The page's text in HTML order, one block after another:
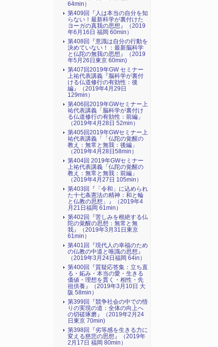
64min）
第409回『人は本当の自分を知
らない！最新科学が裏付けた
ヨーガの真我の思想』（2019
年6月16日 福岡 60min）
第408回『意識は自分の行動を
決めていない！：最新脳科学
と仏陀の無我の思想』（2019
年5月26日東京 60min)
第407回2019年GW セミナー
上祐代表講義『脳科学が裏付
ける仏道修行の有効性：後
編』（2019年4月29日
129min）
第406回2019年GWセミナー上
祐代表講義「脳科学が裏付け
る仏道修行の有効性：前編」
（2019年4月28日 52min）
第405回2019年GWセミナー上
祐代表講義「「仏陀の覚醒の
教え：無常と無我：後編」
（2019年4月28日58min）
第404回 2019年GWセミナー
上祐代表講義「仏陀の覚醒の
教え：無常と無我：前編」
（2019年4月27日 105min）
第403回『「令和」に込められ
た十七条憲法の精神：和と輪
と仏教の思想」』（2019年4
月21日福岡 61min）
第402回『苦しみを根絶する仏
陀の覚醒の思想：無常と無
我』（2019年3月31日東京
61min）
第401回『現代人の幸福のため
の仏教の中道と唯識の思想』
（2019年3月24日福岡 64in）
第400回『質疑応答集：立ち直
る・妬み・本当の愛・生きる
価値・理想を貫く・相性・先
祖供養』（2019年3月10日 大
阪 58min）
第399回『競争社会の中での悟
りの実現の道：全体の向上へ
の切磋琢磨』（2019年2月24
日東京 70min)
第398回『劣等感を生きる力に
変える慈悲の思想』（2019年
2月17日 福岡 80min）